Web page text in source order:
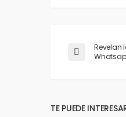
Revelan
TE PUEDE